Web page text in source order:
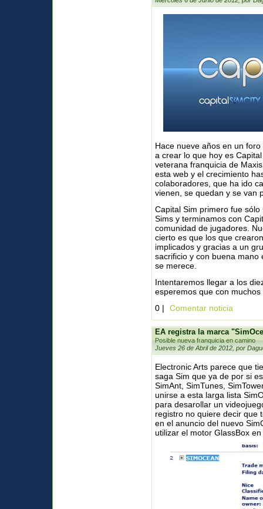
Hace nueve años en un
a crear lo que hoy es
veterana franquicia de
esta web y el crecimiento
colaboradores, que ha ido
vienen, se quedan y se van
Capital Sim primero fue
Sims y terminamos con
comunidad de jugadores.
cierto es que los que
implicados y gracias a un
sacrificio y con buena mano
se merece.
Intentaremos llegar a los
esperemos que con
0 |
Comentar noticia
EA registra la marca
Posible nueva franquicia en camino
Jueves 26 de Abril de 2012, por
Electronic Arts parece que
saga Sim que ya de por si
SimAnt, SimTunes,
unirse a esta larga lista
para desarollar un
registro no quiere decir que
en el anuncio del nuevo
utilizar el motor GlassBox